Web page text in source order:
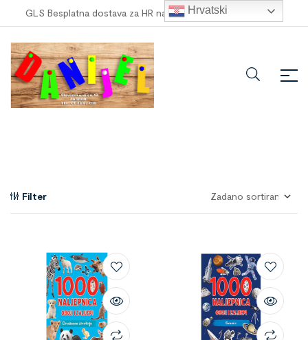
GLS Besplatna dostava za HR narudžbe veće od 100,00 €
Filter
Hrvatski